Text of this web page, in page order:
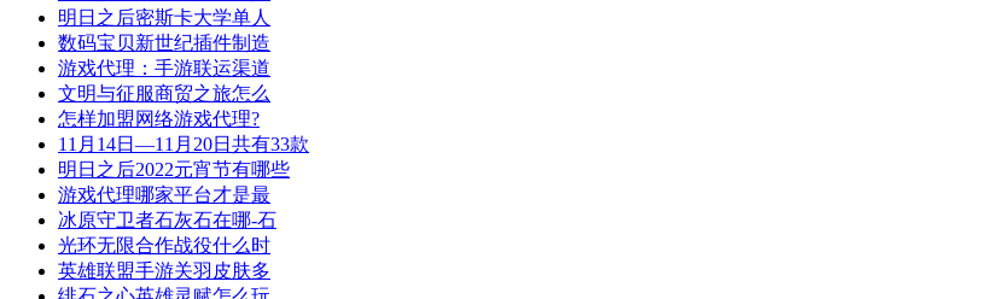
明日之后密斯卡大学单人
数码宝贝新世纪插件制造
游戏代理：手游联运渠道
文明与征服商贸之旅怎么
怎样加盟网络游戏代理?
11月14日—11月20日共有33款
明日之后2022元宵节有哪些
游戏代理哪家平台才是最
冰原守卫者石灰石在哪-石
光环无限合作战役什么时
英雄联盟手游关羽皮肤多